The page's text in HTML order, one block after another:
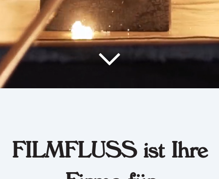
FILMFLUSS ist Ihre